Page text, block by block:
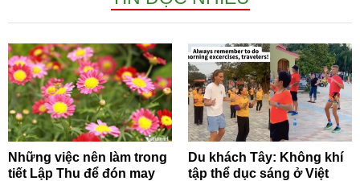
Những việc nên làm trong
tiết Lập Thu để đón may
Du khách Tây: Không khí
tập thể dục sáng ở Việt